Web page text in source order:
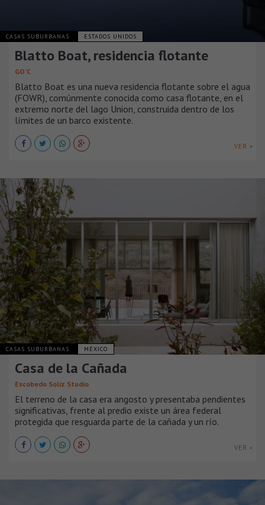
CASAS SUBURBANAS ESTADOS UNIDOS
Blatto Boat, residencia flotante
GO’C
Blatto Boat es una nueva residencia flotante sobre el agua
(FOWR), comúnmente conocida como casa flotante, en el
extremo norte del lago Union, construida dentro de los
límites de un barco existente.
VER +
CASAS SUBURBANAS MÉXICO
Casa de la Cañada
Escobedo Soliz Studio
El terreno de la casa era angosto y presentaba pendientes
significativas, frente al predio existe un área federal
protegida que resguarda parte de la cañada y un río.
VER +